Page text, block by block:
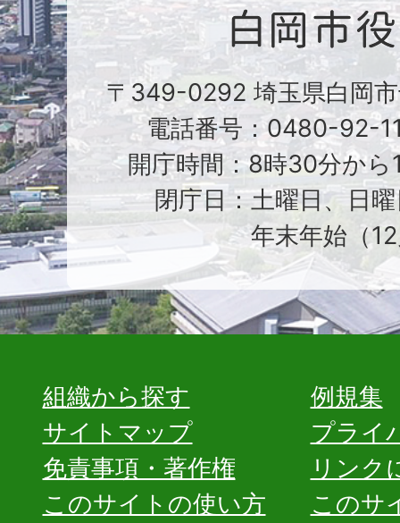
〒349-0292 埼玉県白岡
電話番号：0480-92-
開庁時間：8時30分から
閉庁日：土曜日、日
年末年始（
組織から探す
例規集
サイトマップ
プライ
免責事項・著作権
リンク
このサイトの使い方
このサ